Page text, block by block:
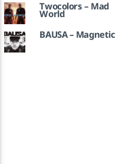
Twocolors – Mad
World
BAUSA – Magnetic